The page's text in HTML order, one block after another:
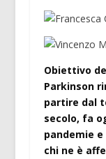
Obiettivo
Parkinson
partire dal
secolo, fa
pandemie
chi ne è